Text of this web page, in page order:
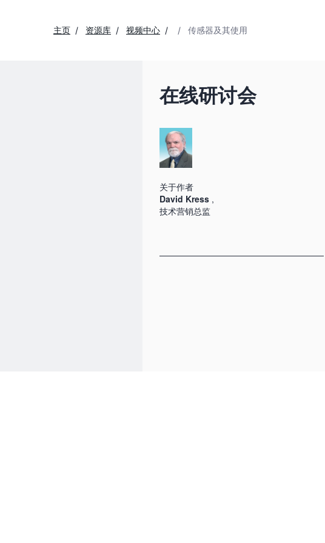
主页 资源库 视频中心 传感器及其使用
在线研讨会
关于作者
David Kress,
技术营销总监